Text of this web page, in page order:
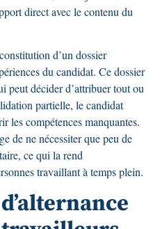
direct avec le contenu du
d’un dossier
du candidat. Ce dossier
peut décider d’attribuer tout ou
partielle, le candidat
les compétences manquantes.
de ne nécessiter que peu de
ce qui la rend
travaillant à temps plein.